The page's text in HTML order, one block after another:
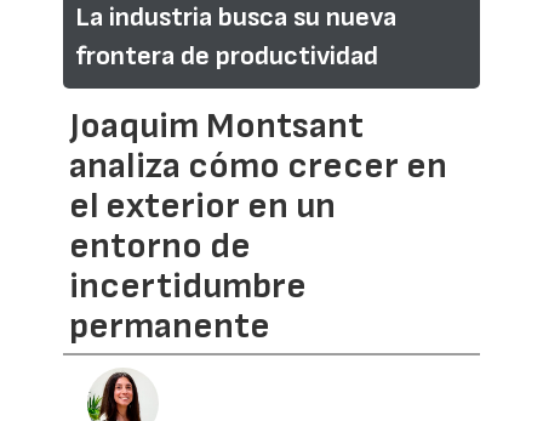
La industria busca su nueva
frontera de productividad
Joaquim Montsant
analiza cómo crecer en
el exterior en un
entorno de
incertidumbre
permanente